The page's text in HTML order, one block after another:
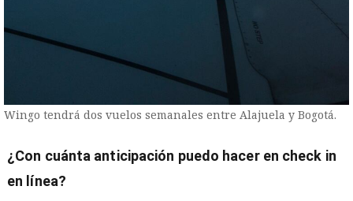
Wingo tendrá dos vuelos semanales entre Alajuela y Bogotá.
¿Con cuánta anticipación puedo hacer en check in
en línea?